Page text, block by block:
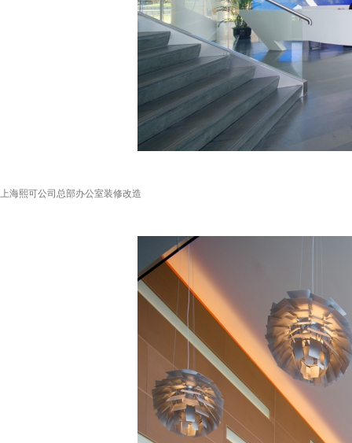
上海熙可公司总部办公室装修改造